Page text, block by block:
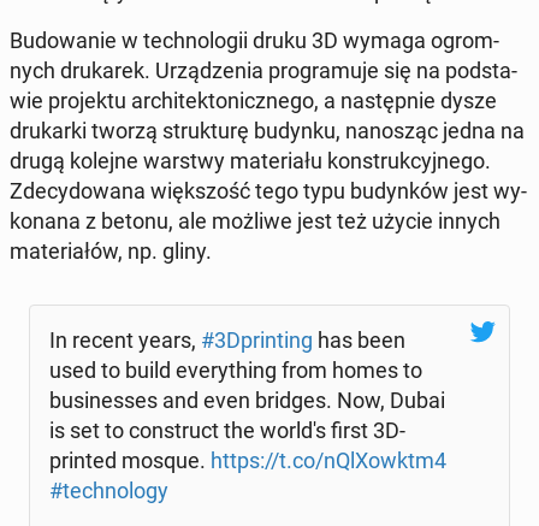
Bu­do­wa­nie w tech­no­lo­gii druku 3D wymaga ogrom­
nych dru­ka­rek. Urzą­dze­nia pro­gra­mu­je się na pod­sta­
wie pro­jek­tu ar­chi­tek­to­nicz­ne­go, a na­stęp­nie dysze
dru­kar­ki tworzą struk­tu­rę budynku, na­no­sząc jedna na
drugą kolejne warstwy ma­te­ria­łu kon­struk­cyj­ne­go.
Zde­cy­do­wa­na więk­szość tego typu bu­dyn­ków jest wy­
ko­na­na z betonu, ale możliwe jest też użycie innych
ma­te­ria­łów, np. gliny.
In recent years, #3Dprin­ting has been
used to build eve­ry­thing from homes to
bu­si­nesses and even bridges. Now, Dubai
is set to con­struct the world's first 3D-
printed mosque. https://t.co/nQlXowktm4
#tech­no­lo­gy